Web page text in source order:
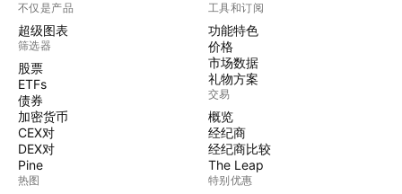
不仅是产品
超级图表
筛选器
股票
ETFs
债券
加密货币
CEX对
DEX对
Pine
热图
工具和订阅
功能特色
价格
市场数据
礼物方案
交易
概览
经纪商
经纪商比较
The Leap
特别优惠